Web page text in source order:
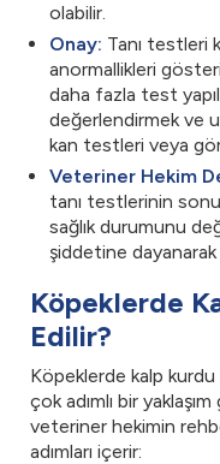
olabilir.
Onay: Tanı testleri
anormallikleri
daha fazla test
değerlendirmek ve
kan testleri veya
Veteriner Hekim
tanı testlerinin
sağlık durumunu
şiddetine dayanarak
Köpeklerde
Edilir?
Köpeklerde kalp kurdu
çok adımlı bir
veteriner hekimin
adımları içerir: